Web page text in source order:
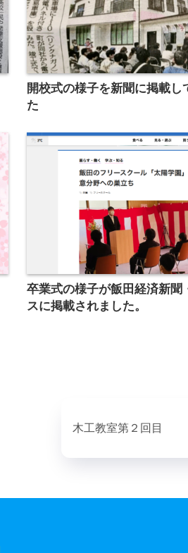
開校式の様子を新聞に掲載し
た
卒業式の様子が飯田経済新聞
スに掲載されました。
木工教室第２回目